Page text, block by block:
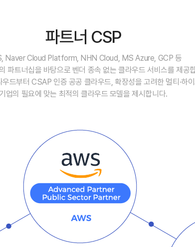
파트너 CSP
Naver Cloud Platform, NHN Cloud, MS Azure, GCP 등
파트너십을 바탕으로 벤더 종속 없는 클라우드 서비스를 제공
드부터 CSAP 인증 공공 클라우드, 확장성을 고려한 멀티·하
기업의 필요에 맞는 최적의 클라우드 모델을 제시합니다.